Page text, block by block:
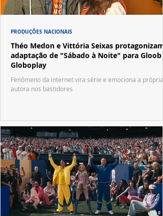
Théo Medon e Vittória Seixas protagonizam
adaptação de "Sábado à Noite" para Gloob e
Globoplay
Fenômeno da internet vira série e emociona a própria
autora nos bastidores
PRODUÇÕES NACIONAIS